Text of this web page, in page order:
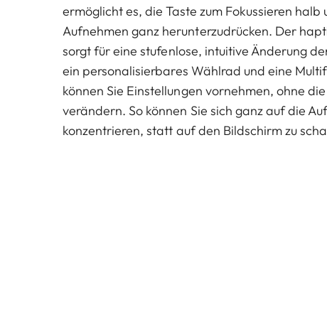
ermöglicht es, die Taste zum Fokussieren halb
Aufnehmen ganz herunterzudrücken. Der
sorgt für eine stufenlose, intuitive Änderung
ein personalisierbares Wählrad und eine
können Sie Einstellungen vornehmen, ohne
verändern. So können Sie sich ganz auf die
konzentrieren, statt auf den Bildschirm zu